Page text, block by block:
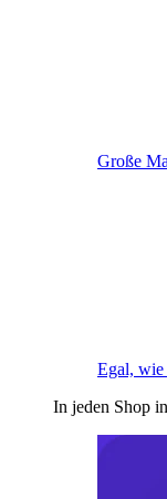
Große
Egal, wie
In jeden Shop